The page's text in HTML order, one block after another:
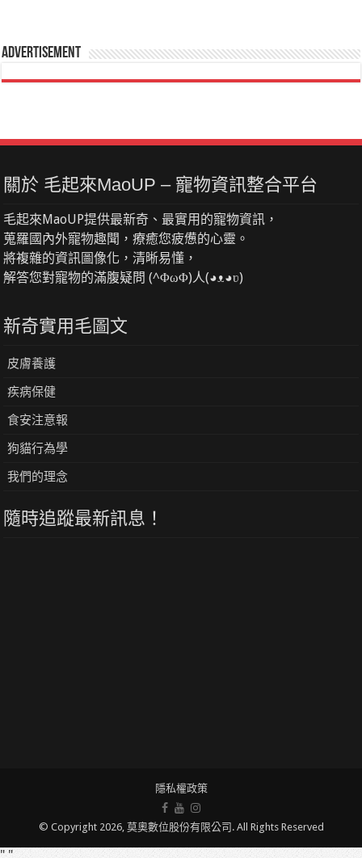
Advertisement
關於 毛起來MaoUP – 寵物資訊整合平台
毛起來MaoUP提供最新奇、最實用的寵物資訊，
蒐羅國內外寵物趣聞，療癒您疲憊的心靈。
將複雜的資訊圖像化，清晰易懂，
解答您對寵物的滿腹疑問 (^ΦωΦ)人(◕ᴥ◕ʋ)
新奇實用毛圖文
皮膚養護
疾病保健
食安注意報
狗貓行為學
我們的理念
隨時追蹤最新訊息！
隱私權政策
© Copyright 2026, 莫奧數位股份有限公司. All Rights Reserved